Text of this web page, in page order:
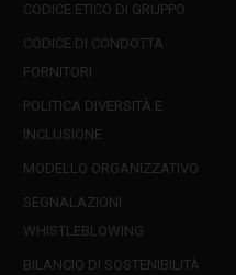
CODICE ETICO DI GRUPPO
CODICE DI CONDOTTA
FORNITORI
POLITICA DIVERSITÀ E
INCLUSIONE
MODELLO ORGANIZZATIVO
SEGNALAZIONI
WHISTLEBLOWING
BILANCIO DI SOSTENIBILITÀ